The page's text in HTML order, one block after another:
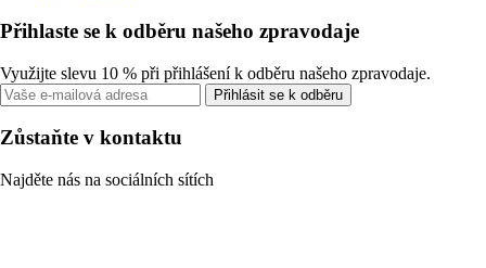
Přihlaste se k odběru našeho zpravodaje
Využijte slevu 10 % při přihlášení k odběru našeho zpravodaje.
Přihlásit se k odběru
Zůstaňte v kontaktu
Najděte nás na sociálních sítích